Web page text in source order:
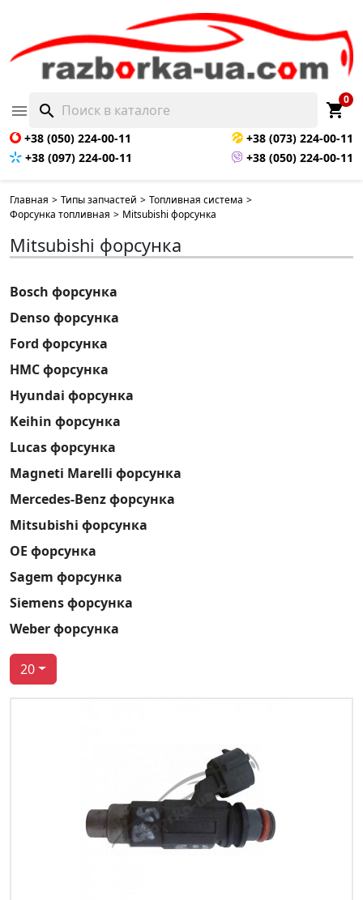
 search shopping_cart
0
+38 (050) 224-00-11
+38 (073) 224-00-11
+38 (097) 224-00-11
+38 (050) 224-00-11
Главная > Типы запчастей > Топливная система >
Форсунка топливная > Mitsubishi форсунка
Mitsubishi форсунка
Bosch форсунка
Denso форсунка
Ford форсунка
HMC форсунка
Hyundai форсунка
Keihin форсунка
Lucas форсунка
Magneti Marelli форсунка
Mercedes-Benz форсунка
Mitsubishi форсунка
OE форсунка
Sagem форсунка
Siemens форсунка
Weber форсунка
20